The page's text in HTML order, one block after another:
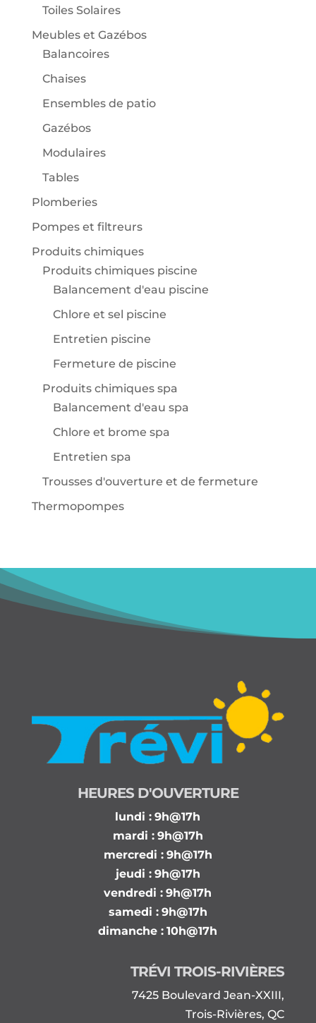
Toiles Solaires
Meubles et Gazébos
Balancoires
Chaises
Ensembles de patio
Gazébos
Modulaires
Tables
Plomberies
Pompes et filtreurs
Produits chimiques
Produits chimiques piscine
Balancement d'eau piscine
Chlore et sel piscine
Entretien piscine
Fermeture de piscine
Produits chimiques spa
Balancement d'eau spa
Chlore et brome spa
Entretien spa
Trousses d'ouverture et de fermeture
Thermopompes
HEURES D'OUVERTURE
lundi : 9h@17h
mardi : 9h@17h
mercredi : 9h@17h
jeudi : 9h@17h
vendredi : 9h@17h
samedi : 9h@17h
dimanche : 10h@17h
TRÉVI TROIS-RIVIÈRES
7425 Boulevard Jean-XXIII,
Trois-Rivières, QC